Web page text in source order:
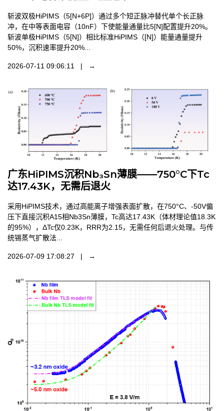
斩波双极HiPIMS（5[N+6P]）通过多个短正脉冲替代单个长正脉
冲，在中等表面电容（10nF）下使能量通量比5[N]配置提升20%。
斩波单极HiPIMS（5[N]）相比标准HiPIMS（[N]）能量通量提升
50%，沉积速率提升20%...
2026-07-11 09:06:11 | →
广东HiPIMS沉积Nb₃Sn薄膜——750°C下Tc
达17.43K，无需后退火
采用HiPIMS技术，通过高能离子增强表面扩散，在750°C、-50V偏
压下直接沉积A15相Nb3Sn薄膜，Tc高达17.43K（体材理论值18.3K
的95%），ΔTc仅0.23K，RRR为2.15，无需任何后退火处理。与传
统锡蒸气扩散法...
2026-07-09 17:08:27 | →